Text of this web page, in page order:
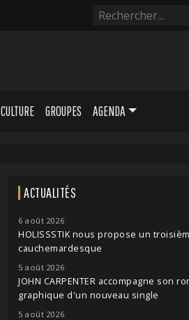
CULTURE GROUPES AGENDA
ACTUALITÉS
6 août 2026
HOLISSSTIK nous propose un
cauchemardesque
5 août 2026
JOHN CARPENTER accompagne son
graphique d'un nouveau single
5 août 2026